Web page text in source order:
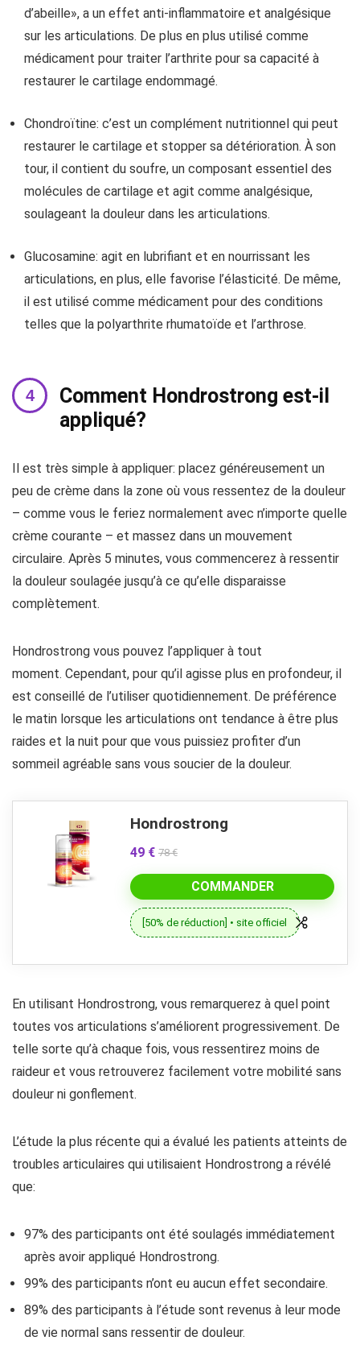
d’abeille», a un effet anti-inflammatoire et analgésique
sur les articulations. De plus en plus utilisé comme
médicament pour traiter l’arthrite pour sa capacité à
restaurer le cartilage endommagé.
Chondroïtine: c’est un complément nutritionnel qui peut
restaurer le cartilage et stopper sa détérioration. À son
tour, il contient du soufre, un composant essentiel des
molécules de cartilage et agit comme analgésique,
soulageant la douleur dans les articulations.
Glucosamine: agit en lubrifiant et en nourrissant les
articulations, en plus, elle favorise l’élasticité. De même,
il est utilisé comme médicament pour des conditions
telles que la polyarthrite rhumatoïde et l’arthrose.
Comment Hondrostrong est-il
appliqué?
Il est très simple à appliquer: placez généreusement un
peu de crème dans la zone où vous ressentez de la douleur
– comme vous le feriez normalement avec n’importe quelle
crème courante – et massez dans un mouvement
circulaire. Après 5 minutes, vous commencerez à ressentir
la douleur soulagée jusqu’à ce qu’elle disparaisse
complètement.
Hondrostrong vous pouvez l’appliquer à tout
moment. Cependant, pour qu’il agisse plus en profondeur, il
est conseillé de l’utiliser quotidiennement. De préférence
le matin lorsque les articulations ont tendance à être plus
raides et la nuit pour que vous puissiez profiter d’un
sommeil agréable sans vous soucier de la douleur.
Hondrostrong
49 € 78 €
COMMANDER
[50% de réduction] • site officiel
En utilisant Hondrostrong, vous remarquerez à quel point
toutes vos articulations s’améliorent progressivement. De
telle sorte qu’à chaque fois, vous ressentirez moins de
raideur et vous retrouverez facilement votre mobilité sans
douleur ni gonflement.
L’étude la plus récente qui a évalué les patients atteints de
troubles articulaires qui utilisaient Hondrostrong a révélé
que:
97% des participants ont été soulagés immédiatement
après avoir appliqué Hondrostrong.
99% des participants n’ont eu aucun effet secondaire.
89% des participants à l’étude sont revenus à leur mode
de vie normal sans ressentir de douleur.